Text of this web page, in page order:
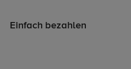
Einfach bezahlen